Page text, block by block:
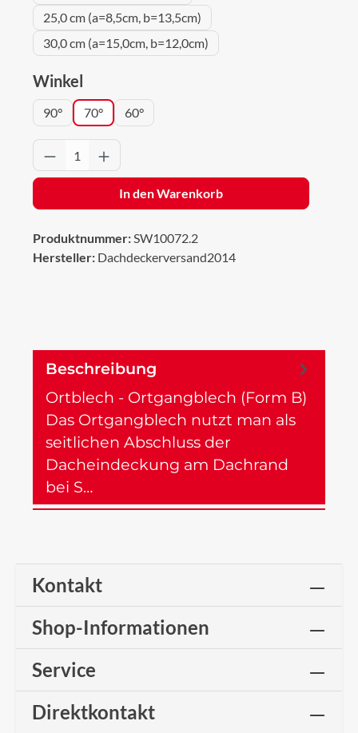
25,0 cm (a=8,5cm, b=13,5cm)
30,0 cm (a=15,0cm, b=12,0cm)
Winkel
90° 70° 60°
Produkt Anzahl: Gib den gewünschten
In den Warenkorb
Produktnummer:SW10072.2
Hersteller: Dachdeckerversand2014
Beschreibung
Ortblech - Ortgangblech (Form B)
Das Ortgangblech nutzt man als
seitlichen Abschluss der
Dacheindeckung am Dachrand
bei S…
Kontakt
Shop-Informationen
Service
Direktkontakt